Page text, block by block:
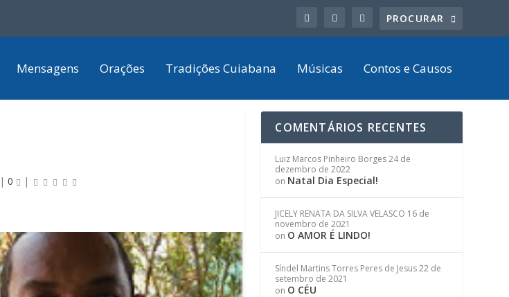
Mensagens Orações Tradições Cuiabana Músicas Contos e Causos
|0 |
COMENTÁRIOS RECENTES
Luiz Marcos Pinheiro Borges24 de
dezembro de 2022
on Natal Dia Especial!
JICELY RENATA DA SILVA VELASCO 16 de
novembro de 2021
on O AMOR É LINDO!
Síndel Martins Torres Peres de Jesus22 de
setembro de 2021
on O CÉU